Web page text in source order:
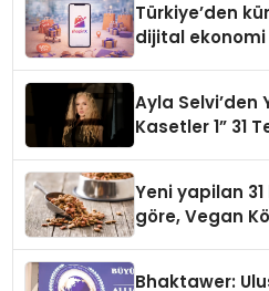
Türkiye’den
dijital
Ayla Selvi’den
Kasetler 1” 31
Yeni yapilan
göre, Vegan
Bhaktawer: